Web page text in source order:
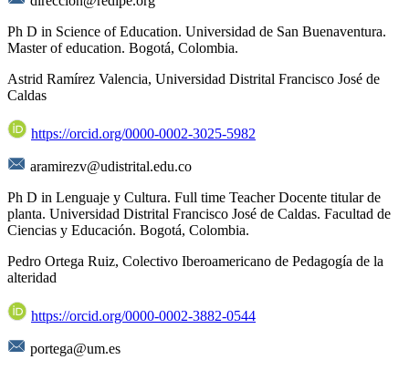
Ph D in Science of Education. Universidad de San Buenaventura.
Master of education. Bogotá, Colombia.
Astrid Ramírez Valencia, Universidad Distrital Francisco José de
Caldas
https://orcid.org/0000-0002-3025-5982
aramirezv@udistrital.edu.co
Ph D in Lenguaje y Cultura. Full time Teacher Docente titular de
planta. Universidad Distrital Francisco José de Caldas. Facultad de
Ciencias y Educación. Bogotá, Colombia.
Pedro Ortega Ruiz, Colectivo Iberoamericano de Pedagogía de la
alteridad
https://orcid.org/0000-0002-3882-0544
portega@um.es